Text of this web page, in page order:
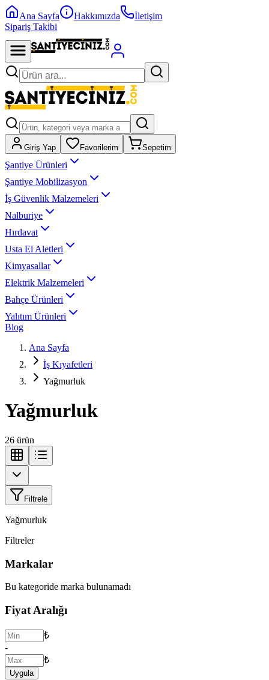
Ana Sayfa Hakkımızda
İletişim
Sipariş Takibi
Giriş Yap Favorilerim Sepetim
Şantiye Ürünleri
Şantiye Mobilizasyon
İş Güvenlik Malzemeleri
Nalburiye
Hırdavat
Usta El Aletleri
Kimyasallar
Elektrik Malzemeleri
Bahçe Ürünleri
Yalıtım Ürünleri
Blog
Ana Sayfa
İş Kıyafetleri
Yağmurluk
Yağmurluk
26 ürün
Filtrele
Yağmurluk
Filtreler
Markalar
Bu kategoride marka bulunamadı
Fiyat Aralığı
₺
-
₺
Uygula